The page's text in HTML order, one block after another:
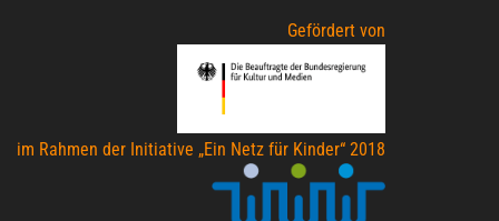
Gefördert von
im Rahmen der Initiative „Ein Netz für Kinder“ 2018